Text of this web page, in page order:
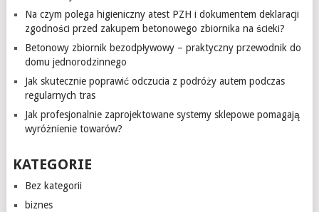
Na czym polega higieniczny atest PZH i dokumentem deklaracji
zgodności przed zakupem betonowego zbiornika na ścieki?
Betonowy zbiornik bezodpływowy – praktyczny przewodnik do
domu jednorodzinnego
Jak skutecznie poprawić odczucia z podróży autem podczas
regularnych tras
Jak profesjonalnie zaprojektowane systemy sklepowe pomagają
wyróżnienie towarów?
KATEGORIE
Bez kategorii
biznes